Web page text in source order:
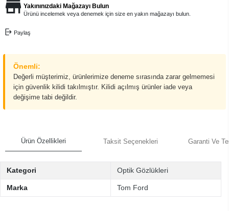
Yakınınızdaki Mağazayı Bulun
Ürünü incelemek veya denemek için size en yakın mağazayı bulun.
Paylaş
Önemli:
Değerli müşterimiz, ürünlerimize deneme sırasında zarar gelmemesi
için güvenlik kilidi takılmıştır. Kilidi açılmış ürünler iade veya
değişime tabi değildir.
Ürün Özellikleri Taksit Seçenekleri Garanti Ve
Kategori Optik Gözlükleri
Marka Tom Ford